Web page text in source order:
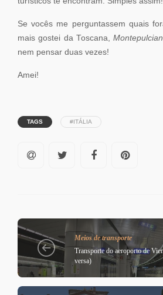
Se vocês me perguntassem quais
mais gostei da Toscana,
nem pensar duas vezes!
Amei!
TAGS #ITÁLIA
Meios de transporte
Transporte do aeroporto de
versa)